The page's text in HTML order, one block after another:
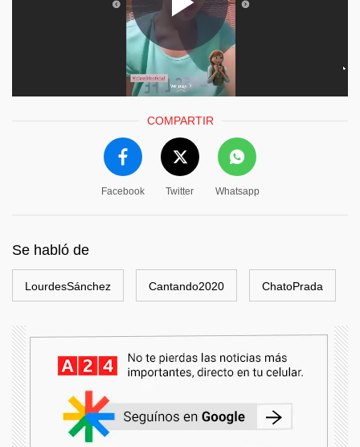
COMPARTIR
Facebook Twitter Whatsapp
Se habló de
LourdesSánchez Cantando2020 ChatoPrada